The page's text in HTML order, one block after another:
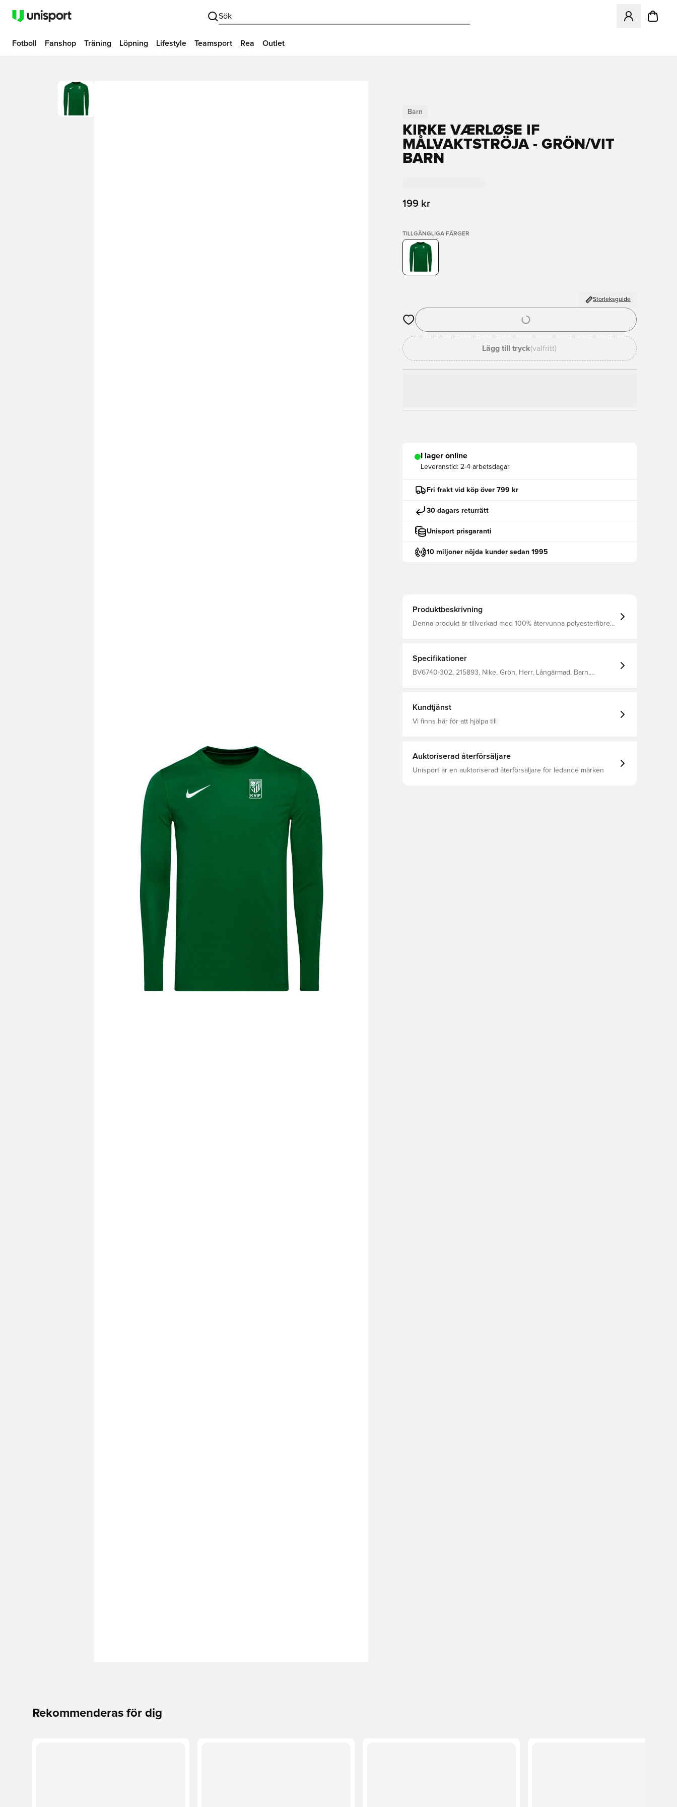
Sök
Öppnar en
Fotboll Fanshop Träning Löpning Lifestyle Teamsport Rea Outlet
Barn
KIRKE VÆRLØSE IF
MÅLVAKTSTRÖJA - GRÖN/VIT
BARN
199 kr
TILLGÄNGLIGA FÄRGER
Storleksguide
Öppnar en Modal för att logga in eller registrera dig som medlem
Lägg till tryck(valfritt)
I lager online
Leveranstid: 2-4 arbetsdagar
Fri frakt vid köp över 799 kr
30 dagars returrätt
Unisport prisgaranti
10 miljoner nöjda kunder sedan 1995
Produktbeskrivning
Denna produkt är tillverkad med 100% återvunna polyesterfibrer
Specifikationer
BV6740-302, 215893, Nike, Grön, Herr, Långärmad, Barn,
Kundtjänst
Vi finns här för att hjälpa till
Auktoriserad återförsäljare
Unisport är en auktoriserad återförsäljare för ledande märken
Rekommenderas för dig